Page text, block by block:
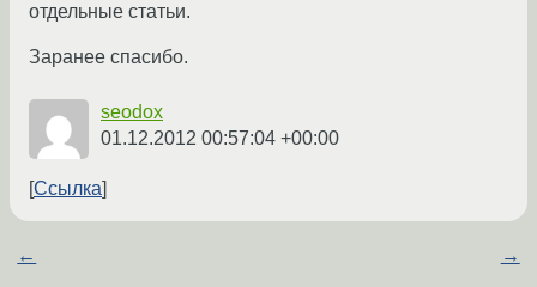
отдельные статьи.
Заранее спасибо.
seodox
01.12.2012 00:57:04 +00:00
Ссылка
← →